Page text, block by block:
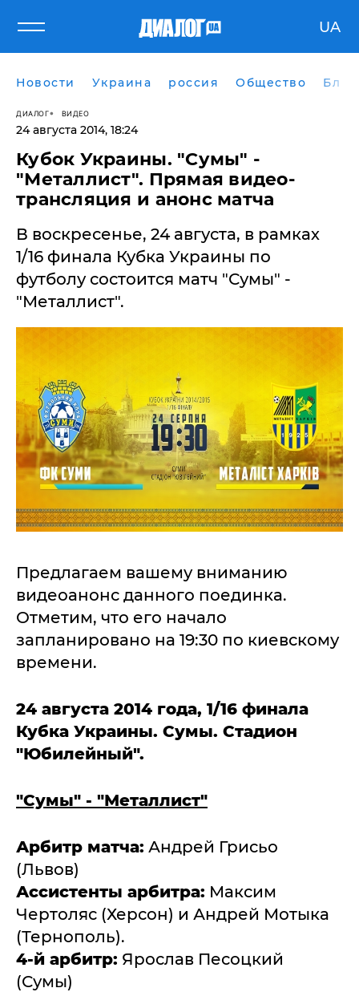
UA
Новости Украина россия Общество
ДИАЛОГ ВИДЕО
24 августа 2014, 18:24
Кубок Украины. "Сумы" -
"Металлист". Прямая видео-
трансляция и анонс матча
В воскресенье, 24 августа, в рамках
1/16 финала Кубка Украины по
футболу состоится матч "Сумы" -
"Металлист".
Предлагаем вашему вниманию
видеоанонс данного поединка.
Отметим, что его начало
запланировано на 19:30 по киевскому
времени.
24 августа 2014 года, 1/16 финала
Кубка Украины. Сумы. Стадион
"Юбилейный".
"Сумы" - "Металлист"
Арбитр матча: Андрей Грисьо
(Львов)
Ассистенты арбитра: Максим
Чертоляс (Херсон) и Андрей Мотыка
(Тернополь).
4-й арбитр: Ярослав Песоцкий
(Сумы)